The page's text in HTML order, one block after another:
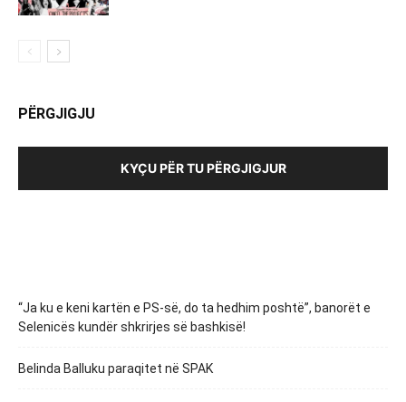
PËRGJIGJU
KYÇU PËR TU PËRGJIGJUR
“Ja ku e keni kartën e PS-së, do ta hedhim poshtë”, banorët e
Selenicës kundër shkrirjes së bashkisë!
Belinda Balluku paraqitet në SPAK